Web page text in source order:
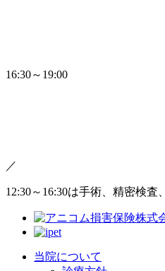
16:30～19:00
／
12:30～16:30は手術、精密検
当院について